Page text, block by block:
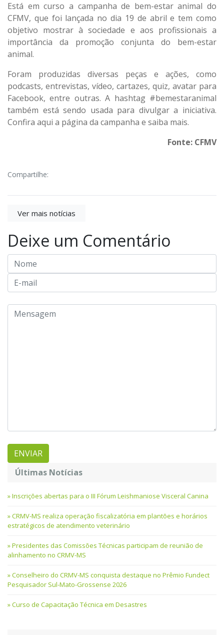
Está em curso a campanha de bem-estar animal do
CFMV, que foi lançada no dia 19 de abril e tem como
objetivo mostrar à sociedade e aos profissionais a
importância da promoção conjunta do bem-estar
animal.
Foram produzidas diversas peças e ações, como
podcasts, entrevistas, vídeo, cartazes, quiz, avatar para
Facebook, entre outras. A hashtag #bemestaranimal
também está sendo usada para divulgar a iniciativa.
Confira aqui a página da campanha e saiba mais.
Fonte: CFMV
Compartilhe:
Ver mais notícias
Deixe um Comentário
Últimas Notícias
Inscrições abertas para o III Fórum Leishmaniose Visceral Canina
CRMV-MS realiza operação fiscalizatória em plantões e horários
estratégicos de atendimento veterinário
Presidentes das Comissões Técnicas participam de reunião de
alinhamento no CRMV-MS
Conselheiro do CRMV-MS conquista destaque no Prêmio Fundect
Pesquisador Sul-Mato-Grossense 2026
Curso de Capacitação Técnica em Desastres